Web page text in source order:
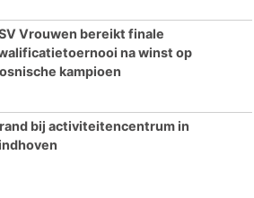
Vrouwen bereikt finale
na winst op
kampioen
bij activiteitencentrum in